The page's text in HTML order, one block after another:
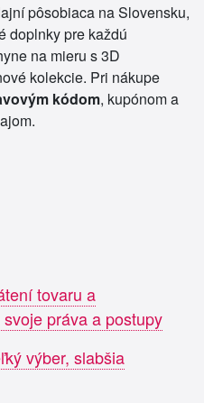
pôsobiaca na Slovensku,
doplnky pre každú
na mieru s 3D
kolekcie. Pri nákupe
kódom, kupónom a
tovaru a
práva a postupy
výber, slabšia